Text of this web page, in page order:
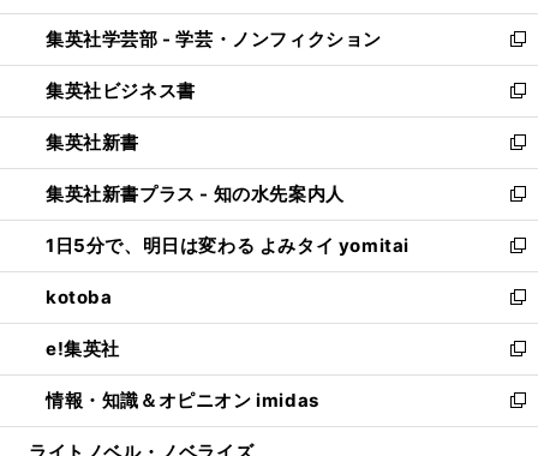
開
く
ウ
で
開
く
ン
ド
ウ
で
開
く
ウ
ィ
ン
ド
ウ
で
開
く
集英社学芸部 - 学芸・ノンフィクション
新
し
い
ウ
ィ
ン
ド
ウ
で
開
く
集英社ビジネス書
新
し
い
ウ
ィ
ン
ド
ウ
で
開
く
集英社新書
新
し
い
ウ
ィ
ン
ド
ウ
で
開
く
集英社新書プラス - 知の水先案内人
新
し
い
ウ
ィ
ン
ド
ウ
で
開
1日5分で、明日は変わる よみタイ yomitai
新
し
い
ウ
ィ
ン
ド
ウ
kotoba
新
し
い
ウ
ィ
ン
e!集英社
新
し
い
ウ
情報・知識＆オピニオン imidas
新
し